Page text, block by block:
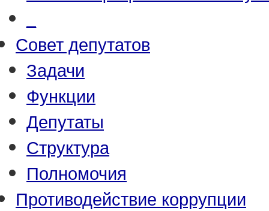
Совет депутатов
Задачи
Функции
Депутаты
Структура
Полномочия
Противодействие коррупции